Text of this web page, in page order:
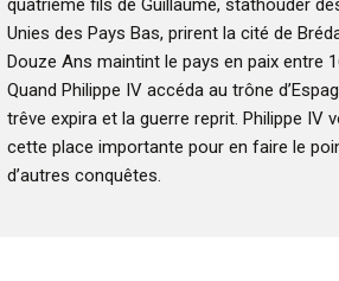
quatrième fils de Guillaume, stathouder
Unies des Pays Bas, prirent la cité de
Douze Ans maintint le pays en paix entre
Quand Philippe IV accéda au trône
trêve expira et la guerre reprit. Philippe IV
cette place importante pour en faire le
d’autres conquêtes.